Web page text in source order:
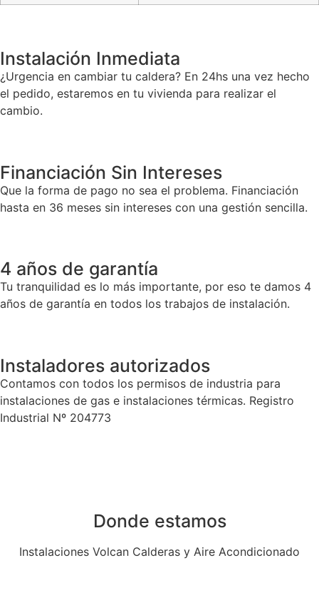
Instalación Inmediata
¿Urgencia en cambiar tu caldera? En 24hs una vez hecho
el pedido, estaremos en tu vivienda para realizar el
cambio.
Financiación Sin Intereses
Que la forma de pago no sea el problema. Financiación
hasta en 36 meses sin intereses con una gestión sencilla.
4 años de garantía
Tu tranquilidad es lo más importante, por eso te damos 4
años de garantía en todos los trabajos de instalación.
Instaladores autorizados
Contamos con todos los permisos de industria para
instalaciones de gas e instalaciones térmicas. Registro
Industrial Nº 204773
Donde estamos
Instalaciones Volcan Calderas y Aire Acondicionado